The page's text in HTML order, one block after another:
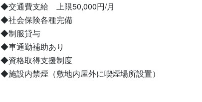
◆交通費支給　上限50,000円/月
◆社会保険各種完備
◆制服貸与
◆車通勤補助あり
◆資格取得支援制度
◆施設内禁煙（敷地内屋外に喫煙場所設置）